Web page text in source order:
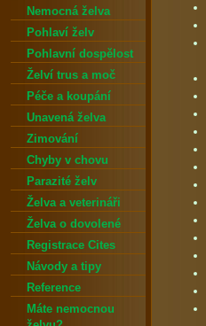
Nemocná želva
Pohlaví želv
Pohlavní dospělost
Želví trus a moč
Péče a koupání
Unavená želva
Zimování
Chyby v chovu
Parazité želv
Želva a veterináři
Želva o dovolené
Registrace Cites
Návody a tipy
Reference
Máte nemocnou